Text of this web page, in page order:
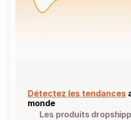
Détectez les tendances
monde
Les produits